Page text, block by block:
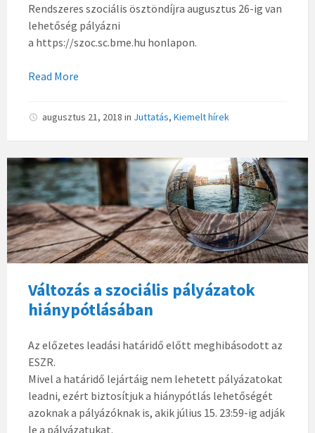
Rendszeres szociális ösztöndíjra augusztus 26-ig van
lehetőség pályázni
a https://szoc.sc.bme.hu honlapon.
Read More
augusztus 21, 2018 in Juttatás, Kiemelt hírek
Változás a szociális pályázatok
hiánypótlásában
Az előzetes leadási határidő előtt meghibásodott az
ESZR.
Mivel a határidő lejártáig nem lehetett pályázatokat
leadni, ezért biztosítjuk a hiánypótlás lehetőségét
azoknak a pályázóknak is, akik július 15. 23:59-ig adják
le a pályázatukat.